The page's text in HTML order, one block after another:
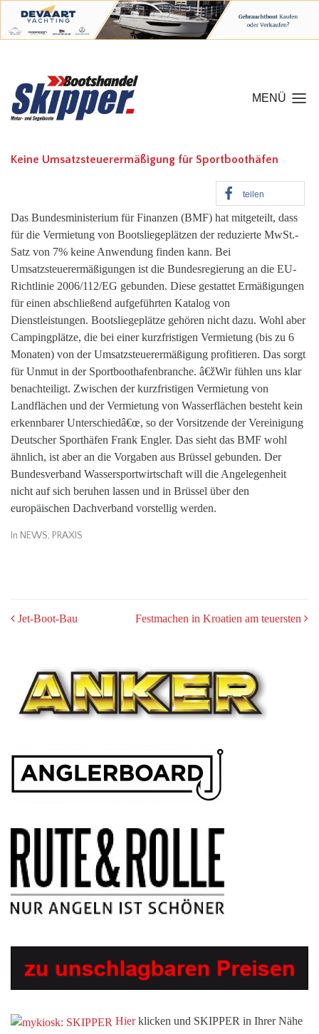
MENÜ
Keine Umsatzsteuerermäßigung für Sportboothäfen
teilen
Das Bundesministerium für Finanzen (BMF) hat mitgeteilt, dass
für die Vermietung von Bootsliegeplätzen der reduzierte MwSt.-
Satz von 7% keine Anwendung finden kann. Bei
Umsatzsteuerermäßigungen ist die Bundesregierung an die EU-
Richtlinie 2006/112/EG gebunden. Diese gestattet Ermäßigungen
für einen abschließend aufgeführten Katalog von
Dienstleistungen. Bootsliegeplätze gehören nicht dazu. Wohl aber
Campingplätze, die bei einer kurzfristigen Vermietung (bis zu 6
Monaten) von der Umsatzsteuerermäßigung profitieren. Das sorgt
für Unmut in der Sportboothafenbranche. â€žWir fühlen uns klar
benachteiligt. Zwischen der kurzfristigen Vermietung von
Landflächen und der Vermietung von Wasserflächen besteht kein
erkennbarer Unterschiedâ€œ, so der Vorsitzende der Vereinigung
Deutscher Sporthäfen Frank Engler. Das sieht das BMF wohl
ähnlich, ist aber an die Vorgaben aus Brüssel gebunden. Der
Bundesverband Wassersportwirtschaft will die Angelegenheit
nicht auf sich beruhen lassen und in Brüssel über den
europäischen Dachverband vorstellig werden.
In NEWS, PRAXIS
POST
Jet-Boot-Bau Festmachen in Kroatien am teuersten
Hierklicken und SKIPPER in Ihrer Nähe